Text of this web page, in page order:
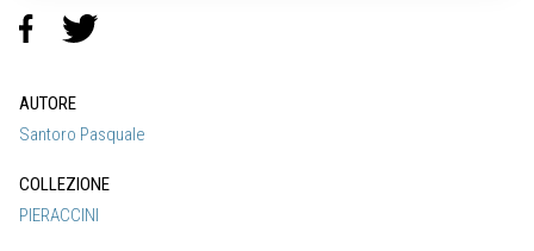
AUTORE
Santoro Pasquale
COLLEZIONE
PIERACCINI